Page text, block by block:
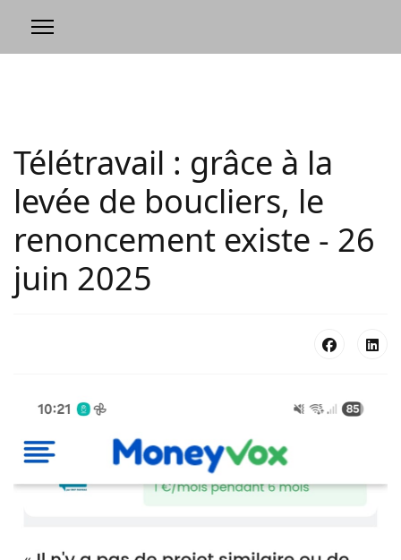
Télétravail : grâce à la
levée de boucliers, le
renoncement existe - 26
juin 2025